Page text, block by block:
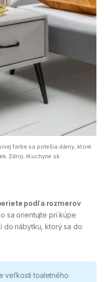
farbe sa potešia dámy, ktoré
Zdroj: iKuchyne.sk
podľa rozmerov
sa orientujte pri kúpe
do nábytku, ktorý sa do
veľkosti toaletného